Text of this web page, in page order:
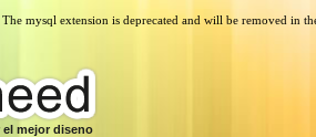
mysql extension is deprecated and will be removed in
el mejor diseno